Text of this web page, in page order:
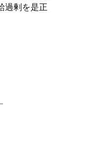
過剰を是正